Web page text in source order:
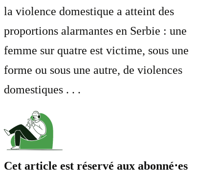
la violence domestique a atteint des
proportions alarmantes en Serbie : une
femme sur quatre est victime, sous une
forme ou sous une autre, de violences
domestiques . . .
Cet article est réservé aux abonné⋅es